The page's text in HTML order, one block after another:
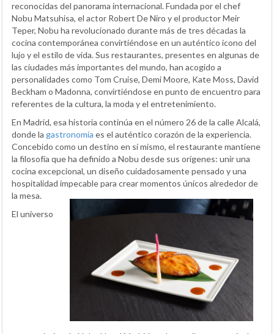
reconocidas del panorama internacional. Fundada por el chef
Nobu Matsuhisa, el actor Robert De Niro y el productor Meir
Teper, Nobu ha revolucionado durante más de tres décadas la
cocina contemporánea convirtiéndose en un auténtico icono del
lujo y el estilo de vida. Sus restaurantes, presentes en algunas de
las ciudades más importantes del mundo, han acogido a
personalidades como Tom Cruise, Demi Moore, Kate Moss, David
Beckham o Madonna, convirtiéndose en punto de encuentro para
referentes de la cultura, la moda y el entretenimiento.
En Madrid, esa historia continúa en el número 26 de la calle Alcalá,
donde la gastronomía es el auténtico corazón de la experiencia.
Concebido como un destino en sí mismo, el restaurante mantiene
la filosofía que ha definido a Nobu desde sus orígenes: unir una
cocina excepcional, un diseño cuidadosamente pensado y una
hospitalidad impecable para crear momentos únicos alrededor de
la mesa.
El universo